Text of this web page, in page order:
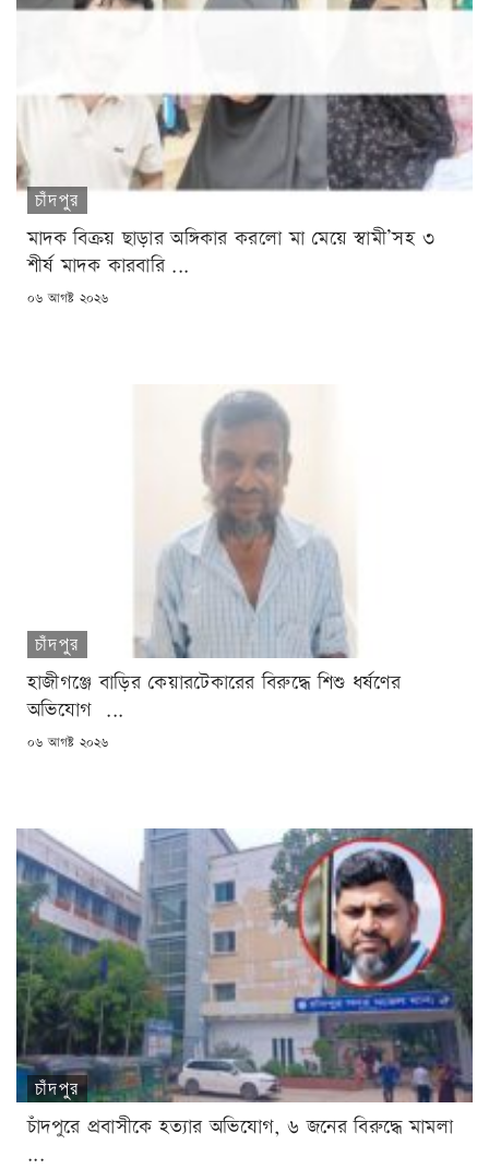
চাঁদপুর
মাদক বিক্রয় ছাড়ার অঙ্গিকার করলো মা মেয়ে স্বামী’সহ ৩
শীর্ষ মাদক কারবারি ...
POSTED
০৬ আগষ্ট ২০২৬
চাঁদপুর
হাজীগঞ্জে বাড়ির কেয়ারটেকারের বিরুদ্ধে শিশু ধর্ষণের
অভিযোগ ...
POSTED
০৬ আগষ্ট ২০২৬
চাঁদপুর
চাঁদপুরে প্রবাসীকে হত্যার অভিযোগ, ৬ জনের বিরুদ্ধে মামলা
...